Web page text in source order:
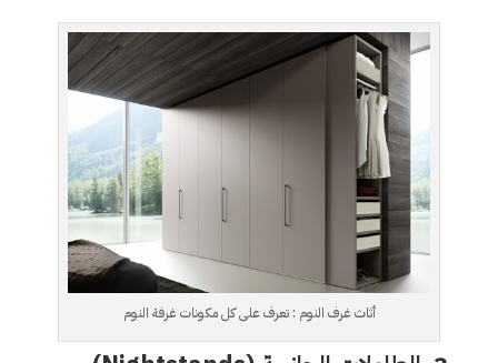
أثاث غرف النوم : تعرف على كل مكونات غرفة النوم